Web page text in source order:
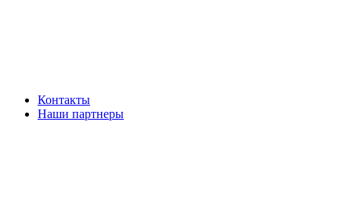
Контакты
Наши партнеры